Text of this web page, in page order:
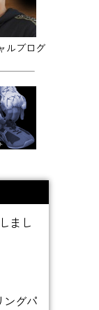
ルブログ
まし
グパ